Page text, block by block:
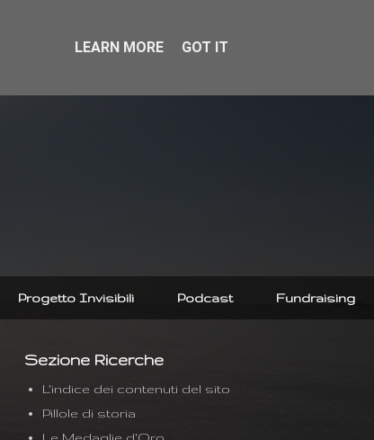
Progetto Invisibili Podcast Fundraising
Sezione Ricerche
L'indice dei contenuti del sito
Pillole di storia
LEARN MORE GOT IT